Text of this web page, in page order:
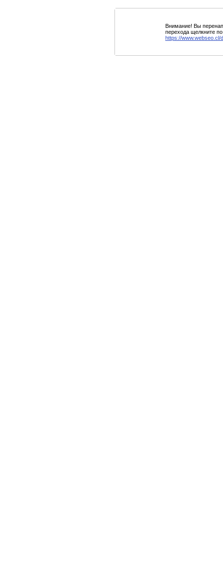
Внимание! Вы
перехода щелкните
https://www.webseo.cl/